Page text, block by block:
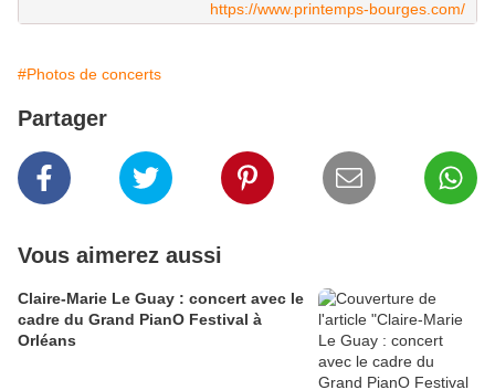
https://www.printemps-bourges.com/
#Photos de concerts
Partager
Vous aimerez aussi
Claire-Marie Le Guay : concert avec le
cadre du Grand PianO Festival à
Orléans